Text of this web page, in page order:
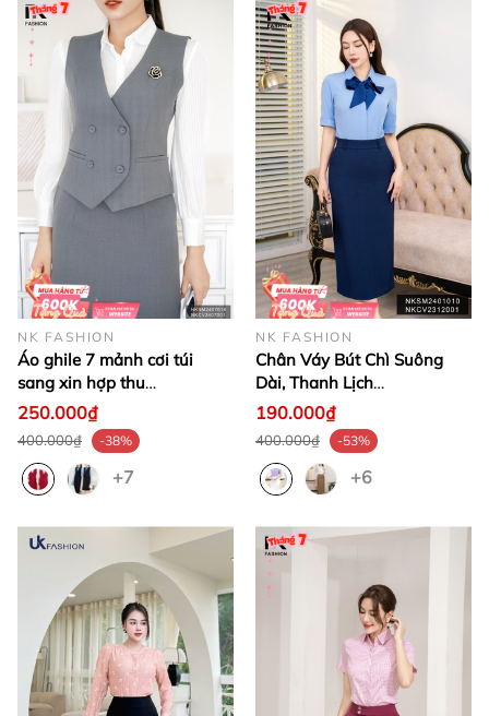
NK FASHION
Áo ghile 7 mảnh cơi túi
sang xin hợp thu
NKSM2407018
250.000₫
400.000₫ -38%
+7
NK FASHION
Chân Váy Bút Chì Suông
Dài, Thanh Lịch
NKCV2312001
190.000₫
400.000₫ -53%
+6